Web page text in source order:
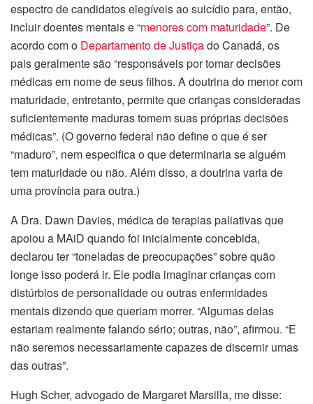
espectro de candidatos elegíveis ao suicídio para, então,
incluir doentes mentais e “menores com maturidade”. De
acordo com o Departamento de Justiçado Canadá, os
pais geralmente são “responsáveis por tomar decisões
médicas em nome de seus filhos. A doutrina do menor com
maturidade, entretanto, permite que crianças consideradas
suficientemente maduras tomem suas próprias decisões
médicas”. (O governo federal não define o que é ser
“maduro”, nem especifica o que determinaria se alguém
tem maturidade ou não. Além disso, a doutrina varia de
uma província para outra.)
A Dra. Dawn Davies, médica de terapias paliativas que
apoiou a MAiD quando foi inicialmente concebida,
declarou ter “toneladas de preocupações” sobre quão
longe isso poderá ir. Ele podia imaginar crianças com
distúrbios de personalidade ou outras enfermidades
mentais dizendo que queriam morrer. “Algumas delas
estariam realmente falando sério; outras, não”, afirmou. “E
não seremos necessariamente capazes de discernir umas
das outras”.
Hugh Scher, advogado de Margaret Marsilla, me disse: